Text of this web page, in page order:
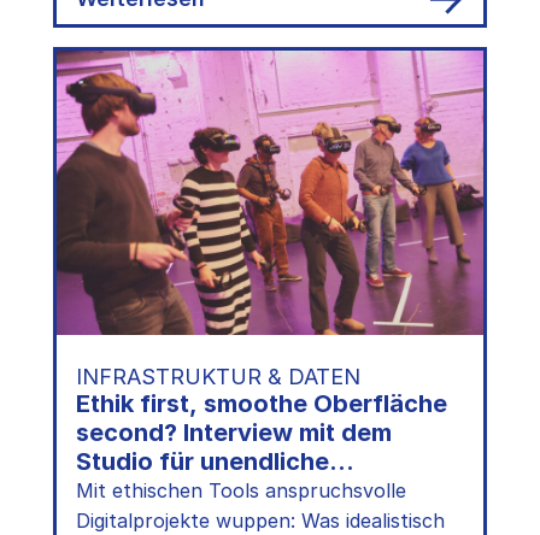
Mit
Behinderungen
zu
mehr
digitaler
Barrierefreiheit
|
Andreas
Krüger
&
Marie
Lampe
auf
der
kulturBdigital-
Konferenz
2024
INFRASTRUKTUR & DATEN
Ethik first, smoothe Oberfläche
second? Interview mit dem
Studio für unendliche
Möglichkeiten
Mit ethischen Tools anspruchsvolle
Digitalprojekte wuppen: Was idealistisch